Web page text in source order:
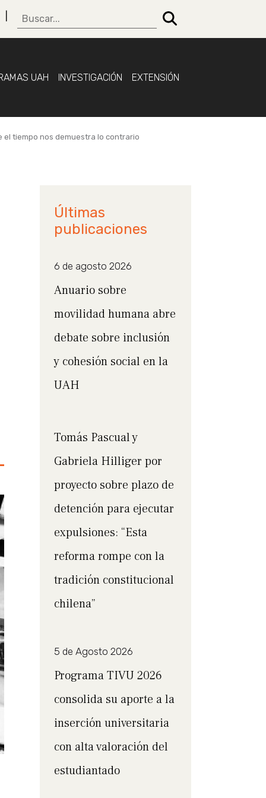
UAH INVESTIGACIÓN EXTENSIÓN
el tiempo nos demuestra lo contrario
Últimas
publicaciones
6 de agosto 2026
Anuario sobre
movilidad humana abre
debate sobre inclusión
y cohesión social en la
UAH
Tomás Pascual y
Gabriela Hilliger por
proyecto sobre plazo de
detención para ejecutar
expulsiones: “Esta
reforma rompe con la
tradición constitucional
chilena”
5 de Agosto 2026
Programa TIVU 2026
consolida su aporte a la
inserción universitaria
con alta valoración del
estudiantado